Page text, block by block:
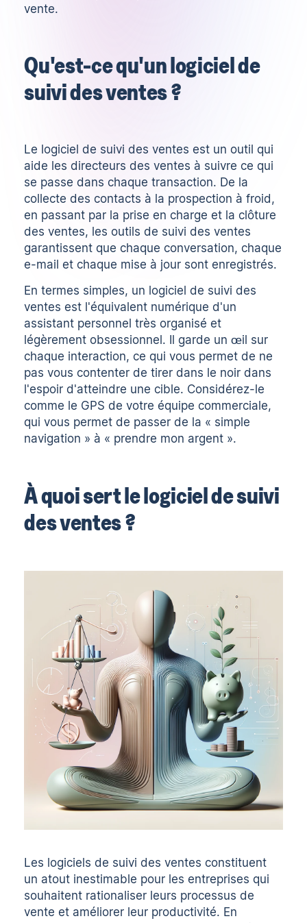
vente.
Qu'est-ce qu'un logiciel de
suivi des ventes ?
Le logiciel de suivi des ventes est un outil qui
aide les directeurs des ventes à suivre ce qui
se passe dans chaque transaction. De la
collecte des contacts à la prospection à froid,
en passant par la prise en charge et la clôture
des ventes, les outils de suivi des ventes
garantissent que chaque conversation, chaque
e-mail et chaque mise à jour sont enregistrés.
En termes simples, un logiciel de suivi des
ventes est l'équivalent numérique d'un
assistant personnel très organisé et
légèrement obsessionnel. Il garde un œil sur
chaque interaction, ce qui vous permet de ne
pas vous contenter de tirer dans le noir dans
l'espoir d'atteindre une cible. Considérez-le
comme le GPS de votre équipe commerciale,
qui vous permet de passer de la « simple
navigation » à « prendre mon argent ».
À quoi sert le logiciel de suivi
des ventes ?
Les logiciels de suivi des ventes constituent
un atout inestimable pour les entreprises qui
souhaitent rationaliser leurs processus de
vente et améliorer leur productivité. En